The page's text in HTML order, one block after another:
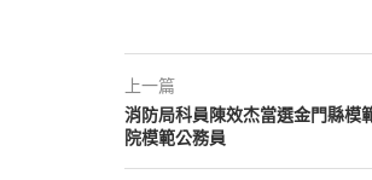
上一篇
消防局科員陳效杰當選金門縣模
院模範公務員